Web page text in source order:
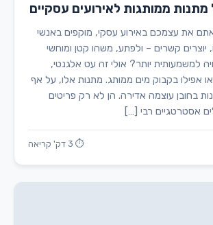
מתנות ממותגות לאירועים עסקיים
את עצמכם באירוע עסקי, מוקפים באנשי
קשרים – ולפתע, משהו קטן ומוחשי
למשמעותית יותר? אולי זה עט אלגנטי,
אפילו בקבוק מים ממותג. מתנות אלו, על אף
בחובן עוצמה אדירה. הן לא רק פריטים
אסטרטגיים רבי […]
⏱ 3 דק' קריאה